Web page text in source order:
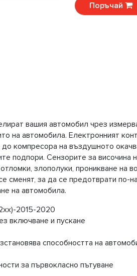
Поръчай
вашия автомобил чрез
на автомобила. Електронният
компресора на въздушното
подпори. Сензорите за височина
злополуки, проникване на
сменят, за да се предотврати по-
на автомобила.
2015-2020
включване и пускане
способността на
за първокласно пътуване